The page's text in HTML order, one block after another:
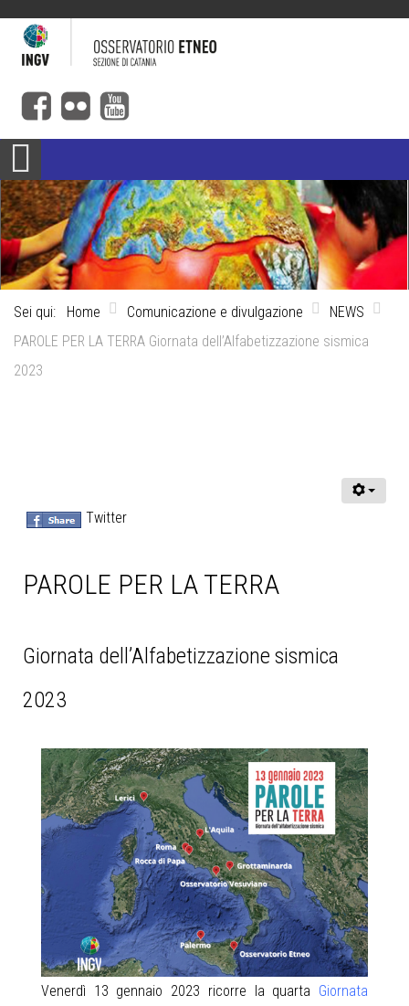
Sei qui: Home Comunicazione e divulgazione
NEWS
PAROLE PER LA TERRA Giornata dell’Alfabetizzazione sismica
2023
Twitter
PAROLE PER LA TERRA
Giornata dell’Alfabetizzazione sismica
2023
Venerdì 13 gennaio 2023 ricorre la quarta Giornata